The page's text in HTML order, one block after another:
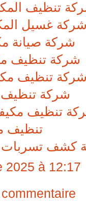
تنظيف
غسيل
شركة صيانة
شركة تنظيف
تنظيف
شركة تنظيف
تنظيف
تنظيف
كشف تسربات
2025 à 12:17